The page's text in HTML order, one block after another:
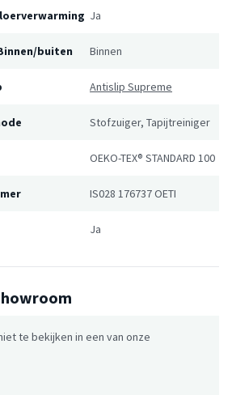
Ja
buiten Binnen
Antislip Supreme
Stofzuiger, Tapijtreiniger
OEKO-TEX® STANDARD 100
IS028 176737 OETI
Ja
te bekijken in een van onze